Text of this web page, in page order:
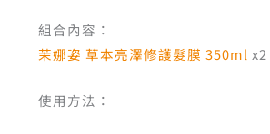
組合內容：
茉娜姿 草本亮澤修護髮膜 350ml x2
使用方法：